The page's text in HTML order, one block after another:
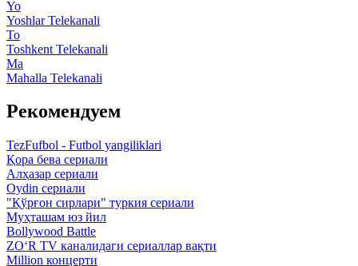
Yo
Yoshlar Telekanali
To
Toshkent Telekanali
Ma
Mahalla Telekanali
Рекомендуем
TezFufbol - Futbol yangiliklari
Қора бева сериали
Алҳазар сериали
Oydin сериали
"Қўрғон сирлари" туркия сериали
Муҳташам юз йил
Bollywood Battle
ZO‘R TV каналидаги сериаллар вақти
Million концерти